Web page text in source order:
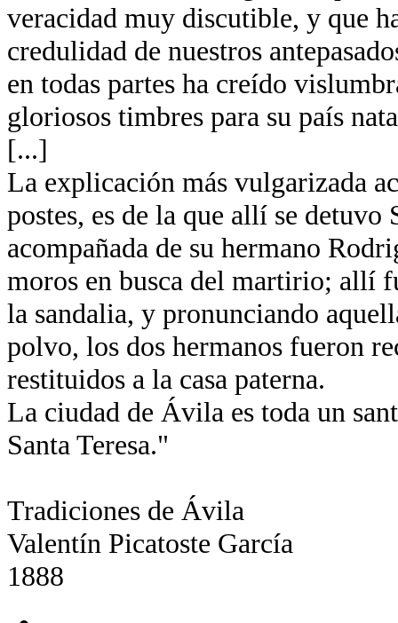
veracidad muy discutible, y que
credulidad de nuestros
en todas partes ha creído
gloriosos timbres para su país
[...]
La explicación más vulgarizada
postes, es de la que allí se detuvo
acompañada de su hermano
moros en busca del martirio; allí
la sandalia, y pronunciando
polvo, los dos hermanos fueron
restituidos a la casa paterna.
La ciudad de Ávila es toda un
Santa Teresa."
Tradiciones de Ávila
Valentín Picatoste García
1888